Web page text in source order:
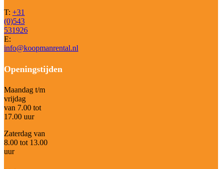
T: +31
(0)543
531926
E:
info@koopmanrental.nl
Openingstijden
Maandag t/m
vrijdag
van 7.00 tot
17.00 uur
Zaterdag van
8.00 tot 13.00
uur